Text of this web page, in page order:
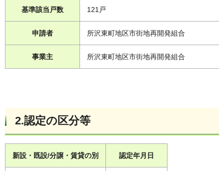
基準該当戸数 121戸
申請者 所沢東町地区市街地再開発組合
事業主 所沢東町地区市街地再開発組合
2.認定の区分等
新設・既設/分譲・賃貸の別 認定年月日